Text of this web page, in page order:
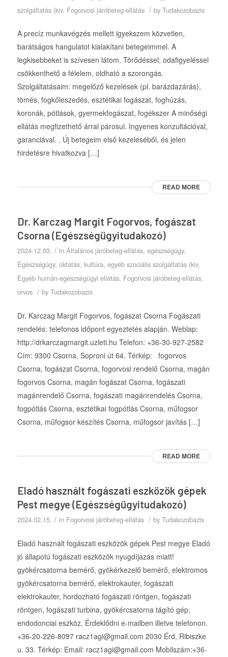
szolgáltatás (kiv, Fogorvosi járóbeteg-ellátás / by Tudakozobazis
A precíz munkavégzés mellett igyekszem közvetlen,
barátságos hangulatot kialakítani betegeimmel. A
legkisebbeket is szívesen látom. Törődéssel, odafigyeléssel
csökkenthető a félelem, oldható a szorongás.
Szolgáltatásaim: megelőző kezelések (pl. barázdazárás),
tömés, fogkőleszedés, esztétikai fogászat, foghúzás,
koronák, pótlások, gyermekfogászat, fogékszer A minőségi
ellátás megfizethető árral párosul. Ingyenes konzultációval,
garanciával. . Új betegeim első kezeléséből, és jelen
hirdetésre hivatkozva […]
READ MORE
Dr. Karczag Margit Fogorvos, fogászat
Csorna (Egészségügyitudakozó)
2024.12.03. / in Általános járóbeteg-ellátás, egészségügy,
Egészségügy, oktatás, kultúra, egyéb szociális szolgáltatás (kiv,
Egyéb humán-egészségügyi ellátás, Fogorvosi járóbeteg-ellátás,
orvos / by Tudakozobazis
Dr. Karczag Margit Fogorvos, fogászat Csorna Fogászati
rendelés: telefonos időpont egyeztetés alapján. Weblap:
http://drkarczagmargit.uzleti.hu Telefon: +36-30-927-2582
Cím: 9300 Csorna, Soproni út 64. Térkép: fogorvos
Csorna, fogászat Csorna, fogorvosi rendelő Csorna, magán
fogorvos Csorna, magán fogászat Csorna, fogászati
magánrendelő Csorna, fogászati magánrendelés Csorna,
fogpótlás Csorna, esztétikai fogpótlás Csorna, műfogsor
Csorna, műfogsor készítés Csorna, műfogsor javítás […]
READ MORE
Eladó használt fogászati eszközök gépek
Pest megye (Egészségügyitudakozó)
2024.02.15. / in Fogorvosi járóbeteg-ellátás / by Tudakozobazis
Eladó használt fogászati eszközök gépek Pest megye Eladó
jó állapotú fogászati eszközök nyugdíjazás miatt!
gyökércsatorna bemérő, gyökérkezelő bemérő, elektromos
gyökércsatorna bemérő, elektrokauter, fogászati
elektrokauter, hordozható fogászati röntgen, fogászati
röntgen, fogászati turbina, gyökércsatorna tágító gép,
endodonciai eszköz, Érdeklődni e-mailben illetve telefonon.
+36-20-226-8097 racz1agi@gmail.com 2030 Érd, Ribiszke
u. 33. Térkép: Email: racz1agi@gmail.com Mobilszám:+36-